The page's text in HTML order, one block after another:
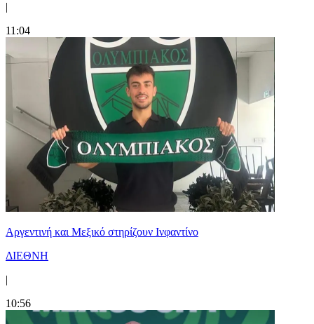
|
11:04
Αργεντινή και Μεξικό στηρίζουν Ινφαντίνο
ΔΙΕΘΝΗ
|
10:56